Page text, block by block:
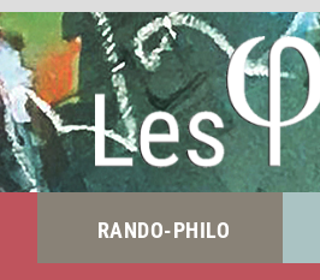
RANDO-PHILO